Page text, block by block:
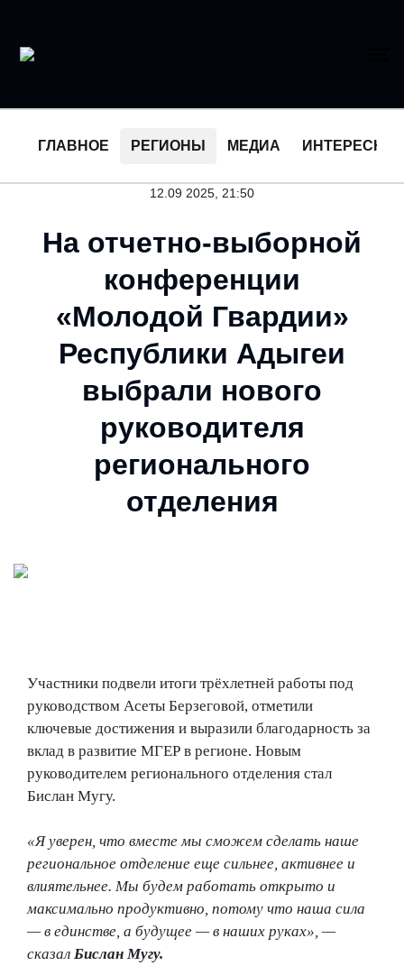
ГЛАВНОЕ РЕГИОНЫ МЕДИА ИНТЕРЕСНОЕ
12.09 2025, 21:50
На отчетно-выборной
конференции
«Молодой Гвардии»
Республики Адыгеи
выбрали нового
руководителя
регионального
отделения
Участники подвели итоги трёхлетней работы под
руководством Асеты Берзеговой, отметили
ключевые достижения и выразили благодарность за
вклад в развитие МГЕР в регионе. Новым
руководителем регионального отделения стал
Бислан Мугу.
«Я уверен, что вместе мы сможем сделать наше
региональное отделение еще сильнее, активнее и
влиятельнее. Мы будем работать открыто и
максимально продуктивно, потому что наша сила
— в единстве, а будущее — в наших руках», —
сказал Бислан Мугу.